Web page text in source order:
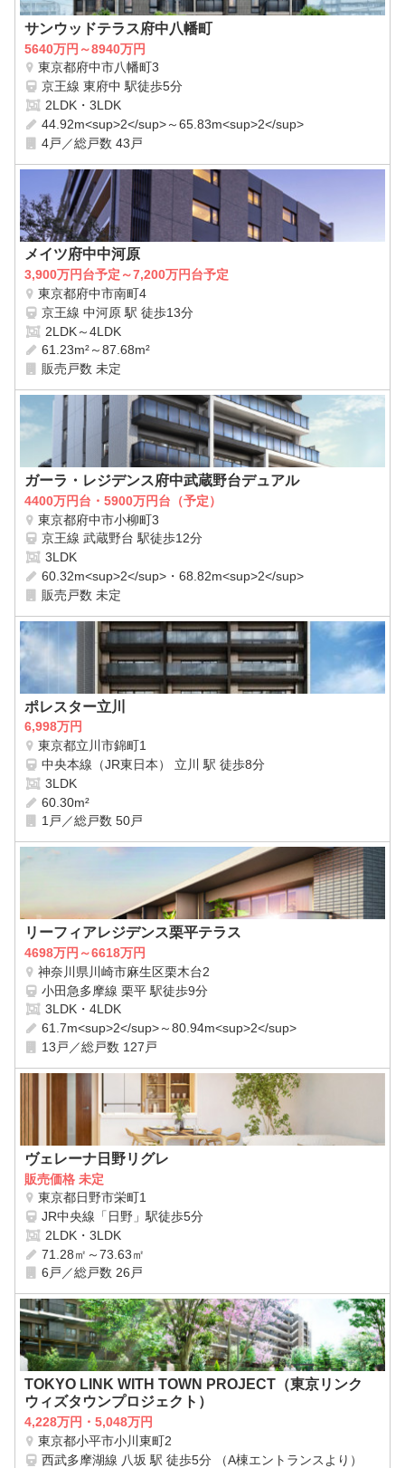
サンウッドテラス府中八幡町
5640万円～8940万円
東京都府中市八幡町3
京王線 東府中 駅徒歩5分
2LDK・3LDK
44.92m<sup>2</sup>～65.83m<sup>2</sup>
4戸／総戸数 43戸
メイツ府中中河原
3,900万円台予定～7,200万円台予定
東京都府中市南町4
京王線 中河原 駅 徒歩13分
2LDK～4LDK
61.23m²～87.68m²
販売戸数 未定
ガーラ・レジデンス府中武蔵野台デュアル
4400万円台・5900万円台（予定）
東京都府中市小柳町3
京王線 武蔵野台 駅徒歩12分
3LDK
60.32m<sup>2</sup>・68.82m<sup>2</sup>
販売戸数 未定
ポレスター立川
6,998万円
東京都立川市錦町1
中央本線（JR東日本） 立川 駅 徒歩8分
3LDK
60.30m²
1戸／総戸数 50戸
リーフィアレジデンス栗平テラス
4698万円～6618万円
神奈川県川崎市麻生区栗木台2
小田急多摩線 栗平 駅徒歩9分
3LDK・4LDK
61.7m<sup>2</sup>～80.94m<sup>2</sup>
13戸／総戸数 127戸
ヴェレーナ日野リグレ
販売価格 未定
東京都日野市栄町1
JR中央線「日野」駅徒歩5分
2LDK・3LDK
71.28㎡～73.63㎡
6戸／総戸数 26戸
TOKYO LINK WITH TOWN PROJECT（東京リンク
ウィズタウンプロジェクト）
4,228万円・5,048万円
東京都小平市小川東町2
西武多摩湖線 八坂 駅 徒歩5分 （A棟エントランスより）